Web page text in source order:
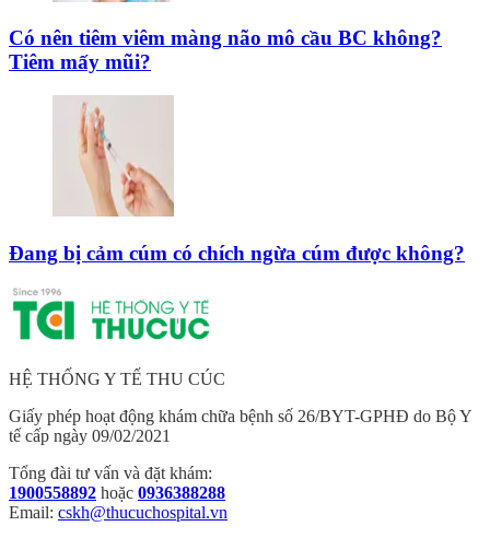
Có nên tiêm viêm màng não mô cầu BC không?
Tiêm mấy mũi?
Đang bị cảm cúm có chích ngừa cúm được không?
HỆ THỐNG Y TẾ THU CÚC
Giấy phép hoạt động khám chữa bệnh số 26/BYT-GPHĐ do Bộ Y
tế cấp ngày 09/02/2021
Tổng đài tư vấn và đặt khám:
1900558892 hoặc 0936388288
Email: cskh@thucuchospital.vn